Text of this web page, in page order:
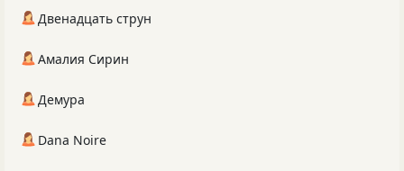
Двенадцать струн
Амалия Сирин
Демура
Dana Noire